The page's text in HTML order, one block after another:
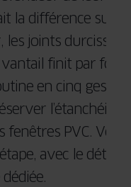
la différence sur la
joints durcissent,
finit par
en cinq gestes,
l’étanchéité et
PVC. Voici
avec le détail